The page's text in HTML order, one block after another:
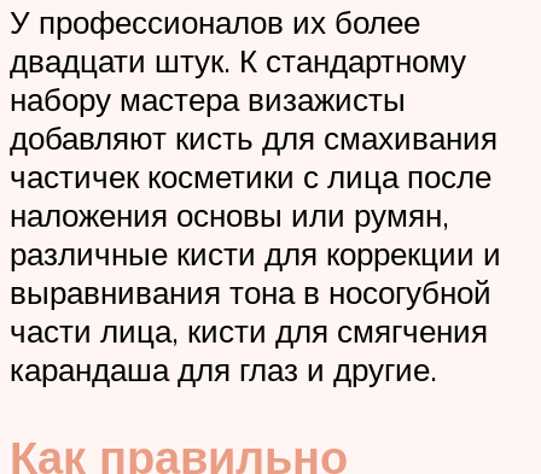
У профессионалов их более
двадцати штук. К стандартному
набору мастера визажисты
добавляют кисть для смахивания
частичек косметики с лица после
наложения основы или румян,
различные кисти для коррекции и
выравнивания тона в носогубной
части лица, кисти для смягчения
карандаша для глаз и другие.
Как правильно